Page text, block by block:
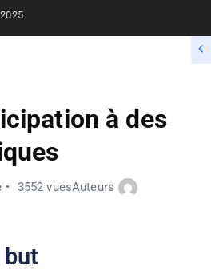
à des
3552 vuesAuteurs